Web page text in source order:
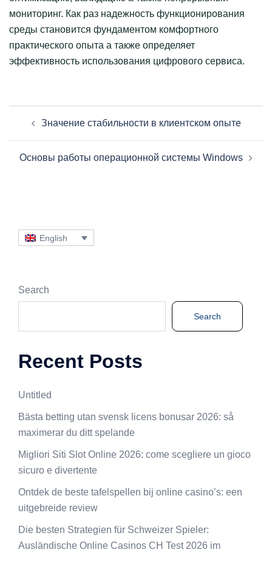
мониторинг. Как раз надежность функционирования
среды становится фундаментом комфортного
практического опыта а также определяет
эффективность использования цифрового сервиса.
navigation
Значение стабильности в клиентском опыте
Основы работы операционной системы Windows
English
Search
Search
Recent Posts
Untitled
Bästa betting utan svensk licens bonusar 2026: så
maximerar du ditt spelande
Migliori Siti Slot Online 2026: come scegliere un gioco
sicuro e divertente
Ontdek de beste tafelspellen bij online casino’s: een
uitgebreide review
Die besten Strategien für Schweizer Spieler:
Ausländische Online Casinos CH Test 2026 im